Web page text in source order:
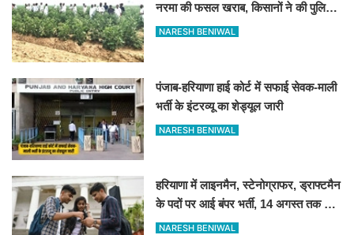
नरमा की फसल खराब, किसानों ने की पुलिस
व कृषि विभाग से जांच की मांग
NARESH BENIWAL
पंजाब-हरियाणा हाई कोर्ट में सफाई सेवक-माली
भर्ती के इंटरव्यू का शेड्यूल जारी
NARESH BENIWAL
हरियाणा में लाइनमैन, स्टेनोग्राफर, ड्राफ्टमैन
के पदों पर आई बंपर भर्ती, 14 अगस्त तक करें
आवेदन
NARESH BENIWAL